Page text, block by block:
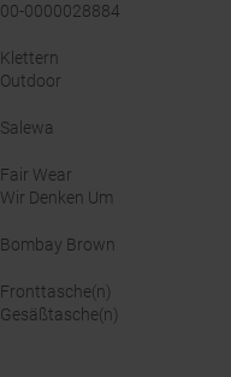
00-0000028884
Klettern
Outdoor
Salewa
Fair Wear
Wir Denken Um
Bombay Brown
Fronttasche(n)
Gesäßtasche(n)